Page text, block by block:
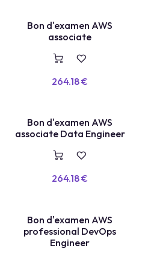
VOUCHER
Bon d'examen AWS
associate
264.18€
VOUCHER
Bon d'examen AWS
associate Data Engineer
264.18€
VOUCHER
Bon d'examen AWS
professional DevOps
Engineer